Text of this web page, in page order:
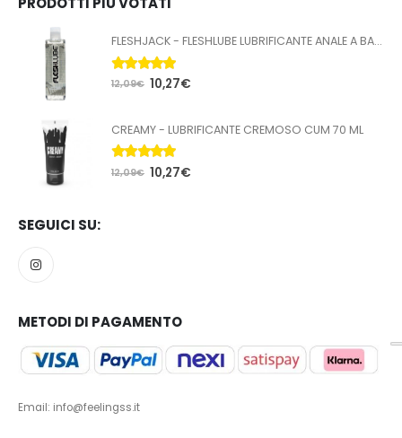
FLESHJACK - FLESHLUBE LUBRIFICANTE ANALE A BASE ACQUA 100 ML
5.00Su 5
12,09€ 10,27€
CREAMY - LUBRIFICANTE CREMOSO CUM 70 ML
5.00Su 5
12,09€ 10,27€
SEGUICI SU:
METODI DI PAGAMENTO
Email: info@feelingss.it